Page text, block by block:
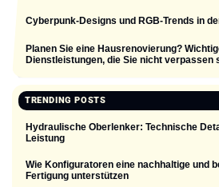
Cyberpunk-Designs und RGB-Trends in
Planen Sie eine Hausrenovierung?
Dienstleistungen, die Sie nicht verpassen
TRENDING POSTS
Hydraulische Oberlenker: Technische
Leistung
Wie Konfiguratoren eine nachhaltige und
Fertigung unterstützen